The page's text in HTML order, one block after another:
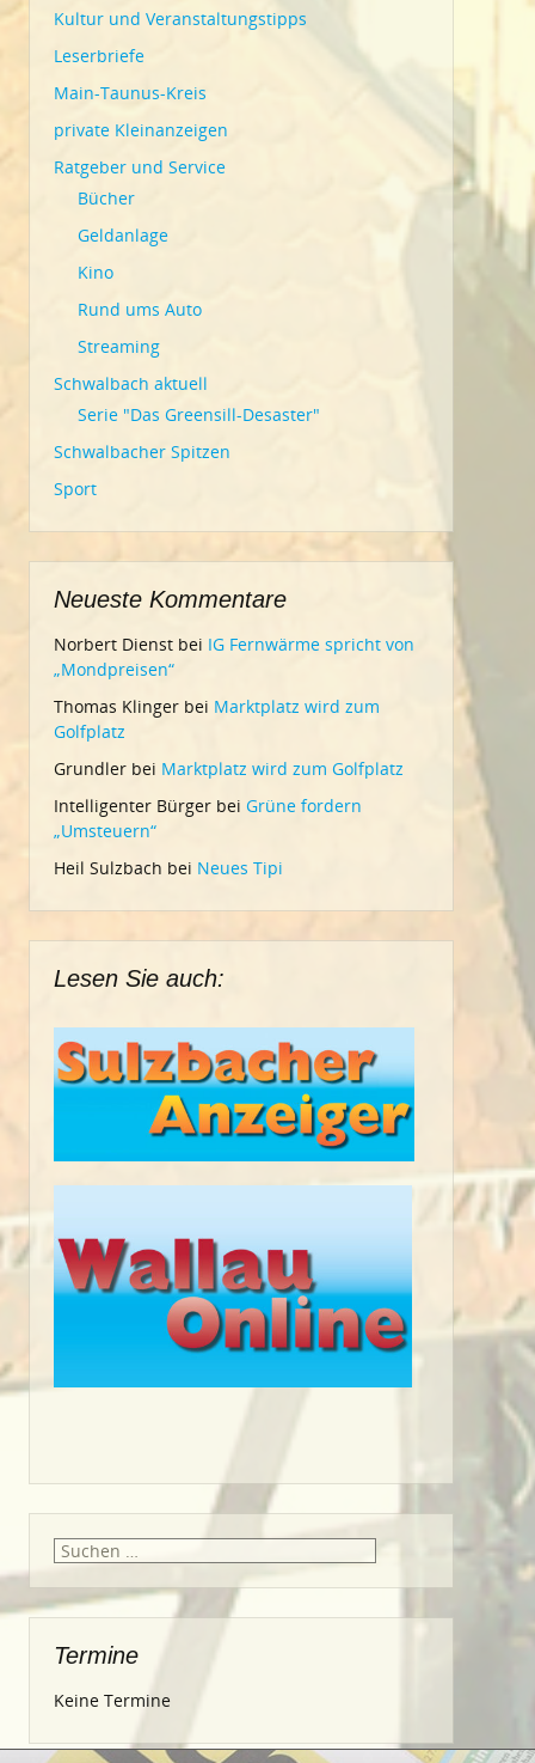
Kultur und Veranstaltungstipps
Leserbriefe
Main-Taunus-Kreis
private Kleinanzeigen
Ratgeber und Service
Bücher
Geldanlage
Kino
Rund ums Auto
Streaming
Schwalbach aktuell
Serie "Das Greensill-Desaster"
Schwalbacher Spitzen
Sport
Neueste Kommentare
Norbert Dienst bei IG Fernwärme spricht von
„Mondpreisen“
Thomas Klinger bei Marktplatz wird zum
Golfplatz
Grundler bei Marktplatz wird zum Golfplatz
Intelligenter Bürger bei Grüne fordern
„Umsteuern“
Heil Sulzbach bei Neues Tipi
Lesen Sie auch:
Suche
Termine
Keine Termine